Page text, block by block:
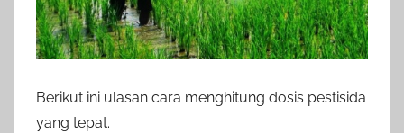
Berikut ini ulasan cara menghitung dosis pestisida
yang tepat.